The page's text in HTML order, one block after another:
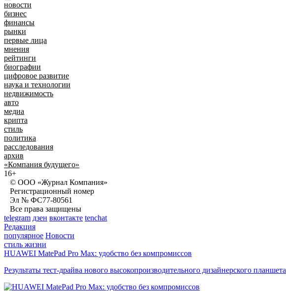
новости
бизнес
финансы
рынки
первые лица
мнения
рейтинги
биографии
цифровое развитие
наука и технологии
недвижимость
авто
медиа
крипта
стиль
политика
расследования
архив
«Компания будущего»
16+
© ООО «Журнал Компания»
Регистрационный номер
Эл № ФС77-80561
Все права защищены
telegram дзен вконтакте tenchat
Редакция
популярное Новости
стиль жизни
HUAWEI MatePad Pro Max: удобство без компромиссов
Результаты тест-драйва нового высокопроизводительного дизайнерского планшета